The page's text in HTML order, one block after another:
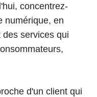
concentrez-
numérique, en
services qui
d'un client qui